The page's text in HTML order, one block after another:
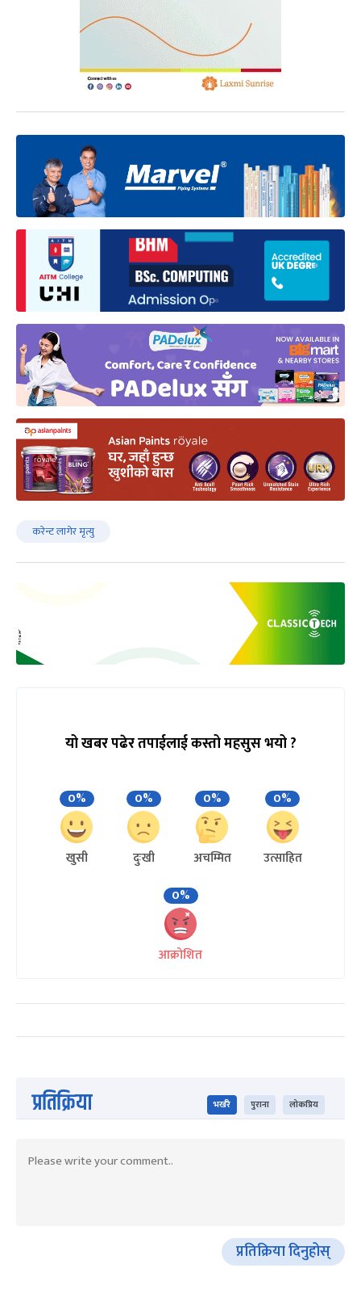
करेन्ट लागेर मृत्यु
यो खबर पढेर तपाईलाई कस्तो महसुस भयो ?
0%
खुसी
0%
दुःखी
0%
अचम्मित
0%
उत्साहित
0%
आक्रोशित
प्रतिक्रिया भर्खरै पुराना लोकप्रिय
प्रतिक्रिया दिनुहोस्